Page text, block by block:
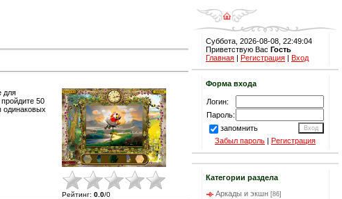
для
50
одинаковых
Рейтинг: 0.0/0
Суббота, 2026-08-08, 22:49:04
Приветствую Вас Гость
Главная | Регистрация | Вход
Форма входа
Логин:
Пароль:
запомнить
Забыл пароль | Регистрация
Категории раздела
Аркады и экшн [86]